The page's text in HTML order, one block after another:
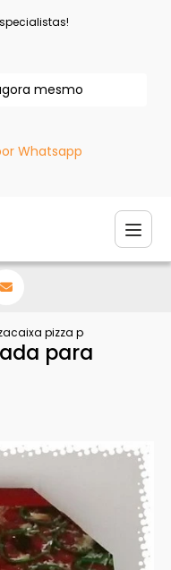
mesmo
Whatsapp
caixa pizza personalizada
para